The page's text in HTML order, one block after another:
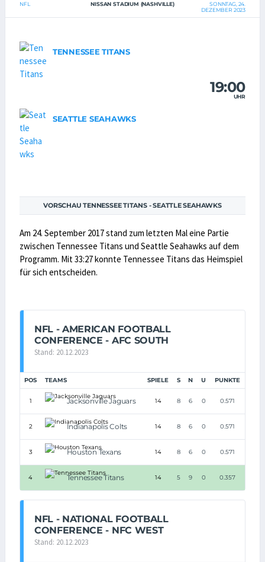
NFL NISSAN STADIUM (NASHVILLE)
SONNTAG, 24.
DEZEMBER 2023
TENNESSEE TITANS
19:00
UHR
SEATTLE SEAHAWKS
VORSCHAU TENNESSEE TITANS - SEATTLE SEAHAWKS
Am 24. September 2017 stand zum letzten Mal eine Partie
zwischen Tennessee Titans und Seattle Seahawks auf dem
Programm. Mit 33:27 konnte Tennessee Titans das Heimspiel
für sich entscheiden.
NFL - AMERICAN FOOTBALL
CONFERENCE - AFC SOUTH
Stand: 20.12.2023
POS TEAMS SPIELE S N U PUNKTE
1 Jacksonville Jaguars 14 8 6 0 0.571
2 Indianapolis Colts 14 8 6 0 0.571
3 Houston Texans 14 8 6 0 0.571
4 Tennessee Titans 14 5 9 0 0.357
NFL - NATIONAL FOOTBALL
CONFERENCE - NFC WEST
Stand: 20.12.2023